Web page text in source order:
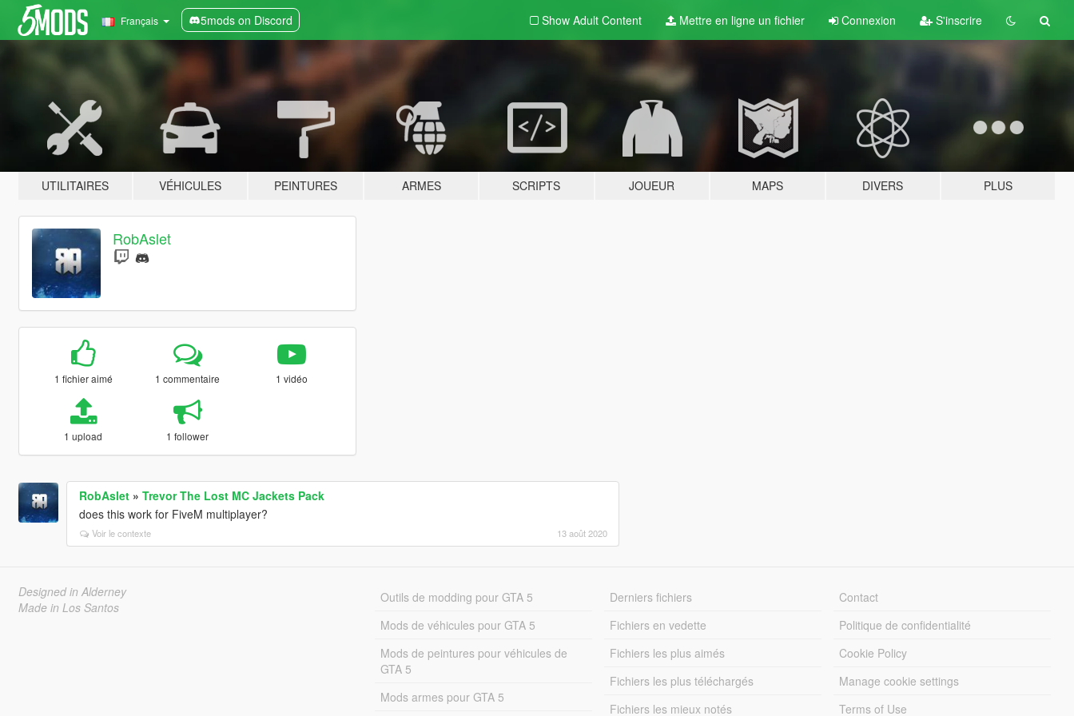
Français 5mods on Discord Show Adult Content Mettre en ligne un fichier Connexion S'inscrire
UTILITAIRES VÉHICULES PEINTURES ARMES SCRIPTS JOUEUR MAPS DIVERS PLUS
RobAslet
1 fichier aimé 1 commentaire 1 vidéo
1 upload 1 follower
RobAslet» Trevor The Lost MC Jackets Pack
does this work for FiveM multiplayer?
Voir le contexte 13 août 2020
Designed in Alderney
Made in Los Santos
Outils de modding pour GTA 5
Mods de véhicules pour GTA 5
Mods de peintures pour véhicules de
GTA 5
Mods armes pour GTA 5
Derniers fichiers
Fichiers en vedette
Fichiers les plus aimés
Fichiers les plus téléchargés
Fichiers les mieux notés
Contact
Politique de confidentialité
Cookie Policy
Manage cookie settings
Terms of Use